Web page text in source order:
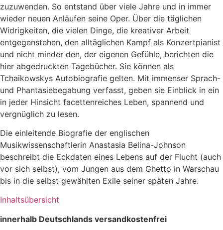
zuzuwenden. So entstand über viele Jahre und in immer
wieder neuen Anläufen seine Oper. Über die täglichen
Widrigkeiten, die vielen Dinge, die kreativer Arbeit
entgegenstehen, den alltäglichen Kampf als Konzertpianist
und nicht minder den, der eigenen Gefühle, berichten die
hier abgedruckten Tagebücher. Sie können als
Tchaikowskys Autobiografie gelten. Mit immenser Sprach-
und Phantasiebegabung verfasst, geben sie Einblick in ein
in jeder Hinsicht facettenreiches Leben, spannend und
vergnüglich zu lesen.
Die einleitende Biografie der englischen
Musikwissenschaftlerin Anastasia Belina-Johnson
beschreibt die Eckdaten eines Lebens auf der Flucht (auch
vor sich selbst), vom Jungen aus dem Ghetto in Warschau
bis in die selbst gewählten Exile seiner späten Jahre.
Inhaltsübersicht
innerhalb Deutschlands versandkostenfrei